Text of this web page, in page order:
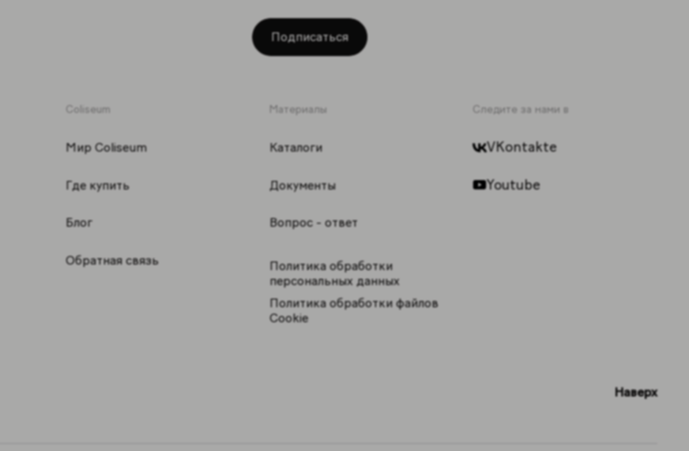
Подписаться
Coliseum
Мир Coliseum
Где купить
Блог
Обратная связь
Материалы
Каталоги
Документы
Вопрос - ответ
Политика обработки
персональных данных
Политика обработки файлов
Cookie
Следите за нами в
VKontakte
Youtube
Наверх